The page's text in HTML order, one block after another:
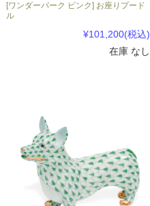
[ワンダーパーク ピンク] お座りプード
ル
¥101,200(税込)
在庫 なし